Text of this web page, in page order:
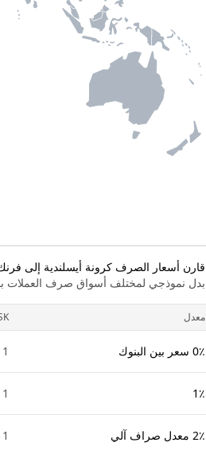
قارن أسعار الصرف كرونة أيسلندية إلى
بدل نموذجي لمختلف أسواق صرف العملات
معدل
0٪ سعر بين البنوك 1 ISK
1٪ 1 ISK
2٪ معدل صراف آلي 1 ISK